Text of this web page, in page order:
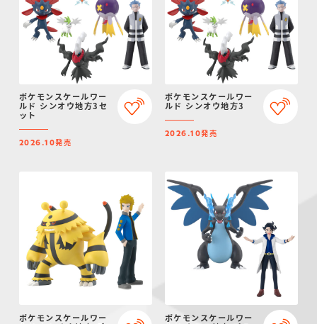
ポケモンスケールワー
ルド シンオウ地方3セ
ット
2026.10発売
ポケモンスケールワー
ルド シンオウ地方3
2026.10発売
ポケモンスケールワー
ポケモンスケールワー